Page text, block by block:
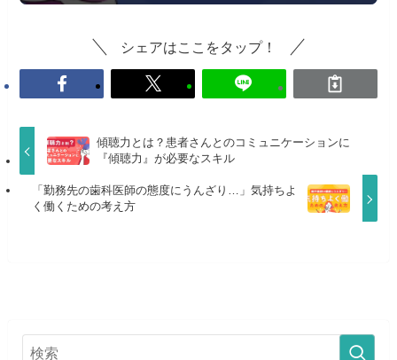
シェアはここをタップ！
傾聴力とは？患者さんとのコミュニケーションに
『傾聴力』が必要なスキル
「勤務先の歯科医師の態度にうんざり…」気持ちよ
く働くための考え方